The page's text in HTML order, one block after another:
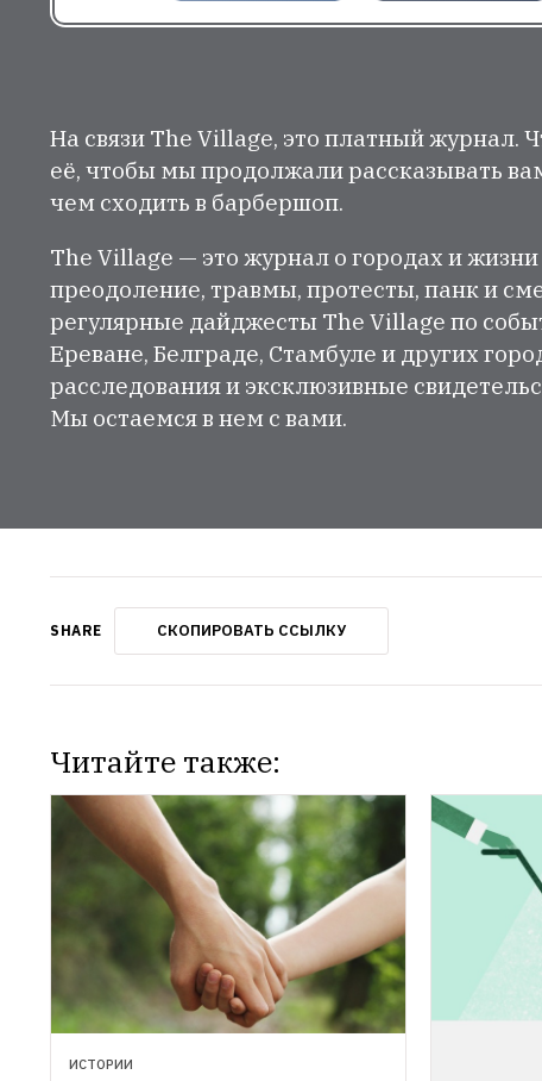
На связи The Village, это платный журнал.
её, чтобы мы продолжали рассказывать
чем сходить в барбершоп.
The Village — это журнал о городах и
преодоление, травмы, протесты, панк и
регулярные дайджесты The Village по
Ереване, Белграде, Стамбуле и других
расследования и эксклюзивные
Мы остаемся в нем с вами.
SHARE СКОПИРОВАТЬ ССЫЛКУ
Читайте также:
ИСТОРИИ